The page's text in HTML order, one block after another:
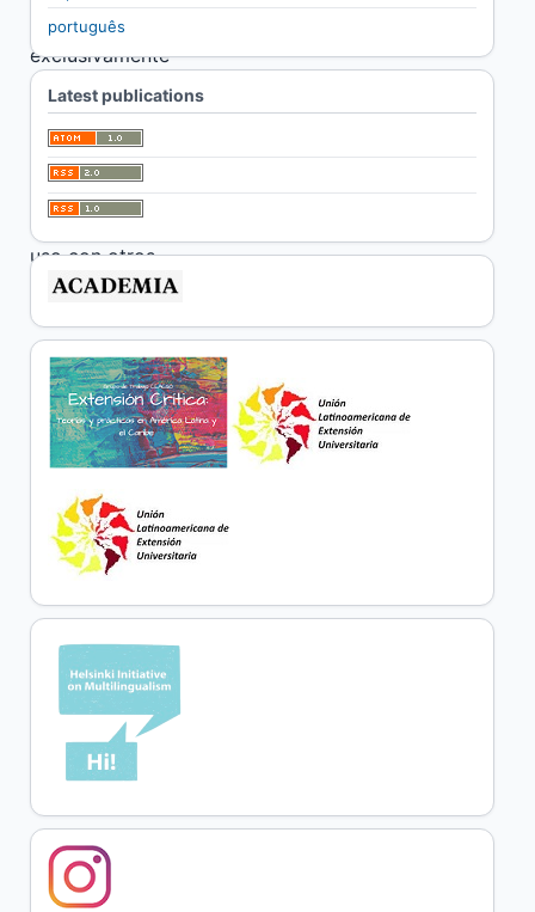
usarán
exclusivamente
para los fines
ella y no se
proporcionarán a
terceros o para su
uso con otros
fines.
português
Latest publications